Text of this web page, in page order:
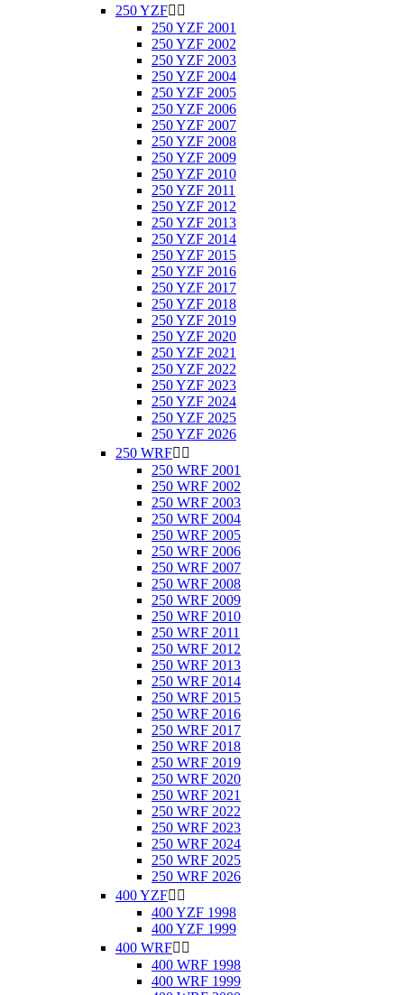
250 YZF 
250 YZF 2001
250 YZF 2002
250 YZF 2003
250 YZF 2004
250 YZF 2005
250 YZF 2006
250 YZF 2007
250 YZF 2008
250 YZF 2009
250 YZF 2010
250 YZF 2011
250 YZF 2012
250 YZF 2013
250 YZF 2014
250 YZF 2015
250 YZF 2016
250 YZF 2017
250 YZF 2018
250 YZF 2019
250 YZF 2020
250 YZF 2021
250 YZF 2022
250 YZF 2023
250 YZF 2024
250 YZF 2025
250 YZF 2026
250 WRF 
250 WRF 2001
250 WRF 2002
250 WRF 2003
250 WRF 2004
250 WRF 2005
250 WRF 2006
250 WRF 2007
250 WRF 2008
250 WRF 2009
250 WRF 2010
250 WRF 2011
250 WRF 2012
250 WRF 2013
250 WRF 2014
250 WRF 2015
250 WRF 2016
250 WRF 2017
250 WRF 2018
250 WRF 2019
250 WRF 2020
250 WRF 2021
250 WRF 2022
250 WRF 2023
250 WRF 2024
250 WRF 2025
250 WRF 2026
400 YZF 
400 YZF 1998
400 YZF 1999
400 WRF 
400 WRF 1998
400 WRF 1999